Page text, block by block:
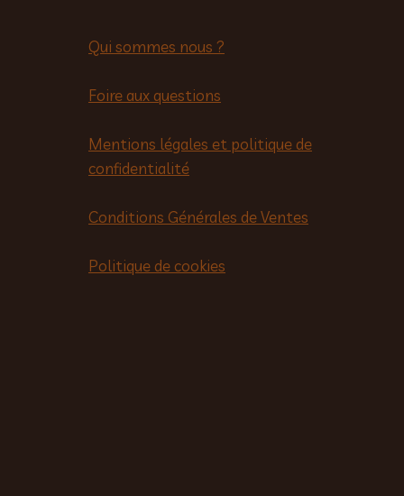
Qui sommes nous ?
Foire aux questions
Mentions légales et politique de
confidentialité
Conditions Générales de Ventes
Politique de cookies